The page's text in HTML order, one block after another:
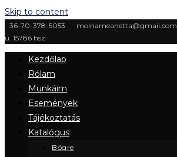
Skip to content
36-70-378-5053 molnarneanetta@gmail.com
u. 15786 hsz
Kezdőlap
Rólam
Munkáim
Események
Tájékoztatás
Katalógus
Bögre